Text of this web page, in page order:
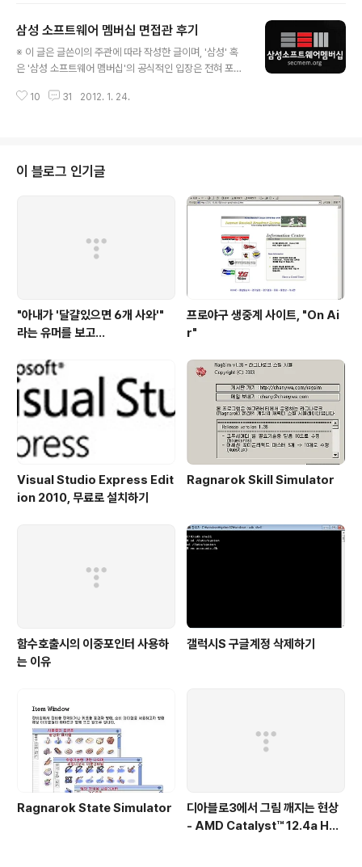
가 생겼는지 면접 내내 조금이라도 더 도와주고 싶은 마음
도 마구마구 생기더라구요. 같은 길을 걸어가고 있는 예비
후배들을 보니 반가운 마음도 있었고, 나도 저랬었나 싶기
기를 적을 건 아니지만, 그래도 후기 몇자 적으면 좋을 것
삼성 소프트웨어 멤버십 면접관 후기
※ 이 글은 글쓴이의 주관에 따라 작성한 글이며, '삼성' 혹
은 '삼성 소프트웨어 멤버십'의 공식적인 입장은 전혀 포함
다 싶은 대학생이라면 한번쯤 들어봤을 "삼성 소프트웨어
요. 작품이 아니라 개발자를 찾는 것인데... 그런데 전반적
으로 예전의 그 헝그리 정신(?)은 온데간데 없고, '프로젝트
를 화려하게 보여서, 대기업에 취직 한번 해보자'라는 생각
으로 참석했다는 느낌이 드는 경우가 많아서 참 아쉬웠습
분이지만, 기술면접때는 프로..
10 31 2012. 1. 24.
이 블로그 인기글
"아내가 '달걀있으면 6개 사와'"
라는 유머를 보고...
프로야구 생중계 사이트, "On Ai
r"
Visual Studio Express Edit
ion 2010, 무료로 설치하기
Ragnarok Skill Simulator
함수호출시의 이중포인터 사용하
는 이유
갤럭시S 구글계정 삭제하기
Ragnarok State Simulator
디아블로3에서 그림 깨지는 현상
- AMD Catalyst™ 12.4a Hot